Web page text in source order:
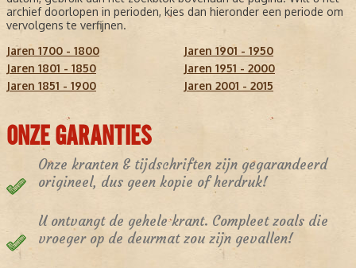
archief doorlopen in perioden, kies dan hieronder een periode om
vervolgens te verfijnen.
Jaren 1700 - 1800
Jaren 1801 - 1850
Jaren 1851 - 1900
Jaren 1901 - 1950
Jaren 1951 - 2000
Jaren 2001 - 2015
ONZE GARANTIES
Onze kranten & tijdschriften zijn gegarandeerd
origineel, dus geen kopie of herdruk!
U ontvangt de gehele krant. Compleet zoals die
vroeger op de deurmat zou zijn gevallen!